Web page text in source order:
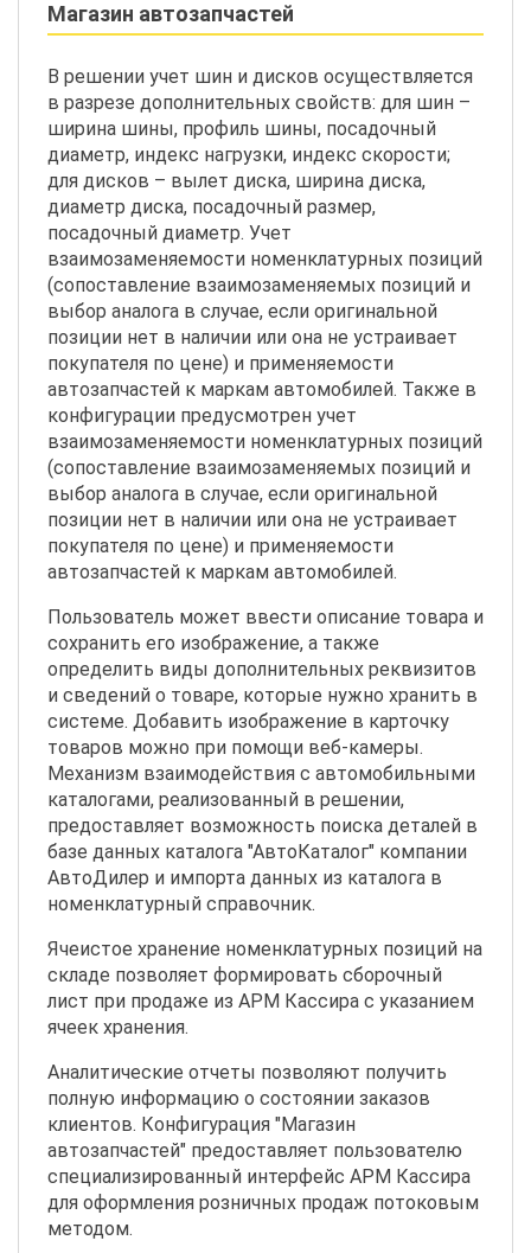
Магазин автозапчастей
В решении учет шин и дисков осуществляется
в разрезе дополнительных свойств: для шин –
ширина шины, профиль шины, посадочный
диаметр, индекс нагрузки, индекс скорости;
для дисков – вылет диска, ширина диска,
диаметр диска, посадочный размер,
посадочный диаметр. Учет
взаимозаменяемости номенклатурных позиций
(сопоставление взаимозаменяемых позиций и
выбор аналога в случае, если оригинальной
позиции нет в наличии или она не устраивает
покупателя по цене) и применяемости
автозапчастей к маркам автомобилей. Также в
конфигурации предусмотрен учет
взаимозаменяемости номенклатурных позиций
(сопоставление взаимозаменяемых позиций и
выбор аналога в случае, если оригинальной
позиции нет в наличии или она не устраивает
покупателя по цене) и применяемости
автозапчастей к маркам автомобилей.
Пользователь может ввести описание товара и
сохранить его изображение, а также
определить виды дополнительных реквизитов
и сведений о товаре, которые нужно хранить в
системе. Добавить изображение в карточку
товаров можно при помощи веб-камеры.
Механизм взаимодействия с автомобильными
каталогами, реализованный в решении,
предоставляет возможность поиска деталей в
базе данных каталога "АвтоКаталог" компании
АвтоДилер и импорта данных из каталога в
номенклатурный справочник.
Ячеистое хранение номенклатурных позиций на
складе позволяет формировать сборочный
лист при продаже из АРМ Кассира с указанием
ячеек хранения.
Аналитические отчеты позволяют получить
полную информацию о состоянии заказов
клиентов. Конфигурация "Магазин
автозапчастей" предоставляет пользователю
специализированный интерфейс АРМ Кассира
для оформления розничных продаж потоковым
методом.